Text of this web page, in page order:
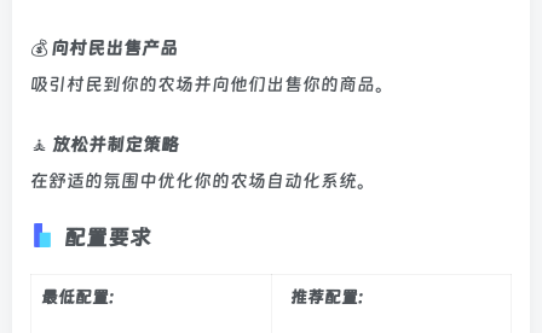
💰 向村民出售产品
吸引村民到你的农场并向他们出售你的商品。
🧘 放松并制定策略
在舒适的氛围中优化你的农场自动化系统。
配置要求
最低配置: 推荐配置: